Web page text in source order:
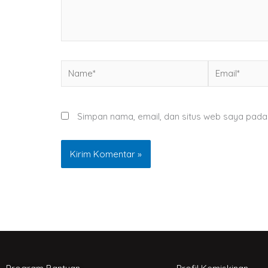
Name* Email*
Simpan nama, email, dan situs web saya